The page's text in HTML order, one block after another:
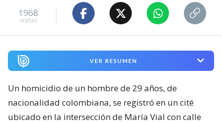
1968
visitas
VER RESUMEN
Un homicidio de un hombre de 29 años, de
nacionalidad colombiana, se registró en un cité
ubicado en la intersección de María Vial con calle